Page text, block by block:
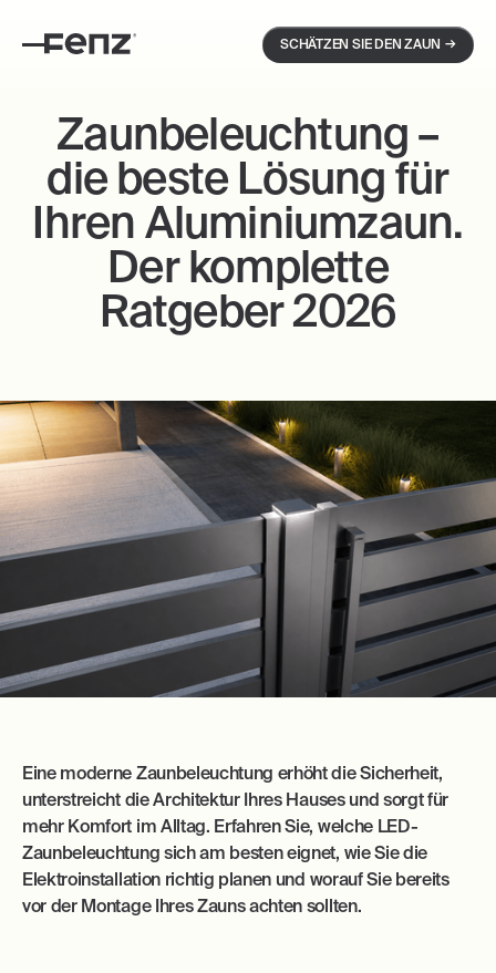
SCHÄTZEN SIE DEN ZAUN →
Zaunbeleuchtung –
die beste Lösung für
Ihren Aluminiumzaun.
Der komplette
Ratgeber 2026
Eine moderne Zaunbeleuchtung erhöht die Sicherheit,
unterstreicht die Architektur Ihres Hauses und sorgt für
mehr Komfort im Alltag. Erfahren Sie, welche LED-
Zaunbeleuchtung sich am besten eignet, wie Sie die
Elektroinstallation richtig planen und worauf Sie bereits
vor der Montage Ihres Zauns achten sollten.